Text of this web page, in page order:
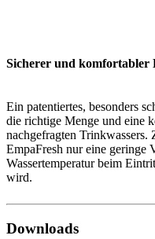
Sicherer und komfortabler
Ein patentiertes, besonders
die richtige Menge und eine
nachgefragten
EmpaFresh nur eine geringe
Wassertemperatur beim
wird.
Downloads